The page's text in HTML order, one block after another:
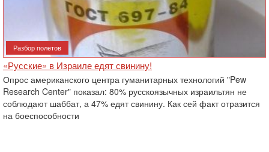
Разбор полетов
«Русские» в Израиле едят свинину!
Опрос американского центра гуманитарных технологий "Pew
Research Center" показал: 80% русскоязычных израильтян не
соблюдают шаббат, а 47% едят свинину. Как сей факт отразится
на боеспособности